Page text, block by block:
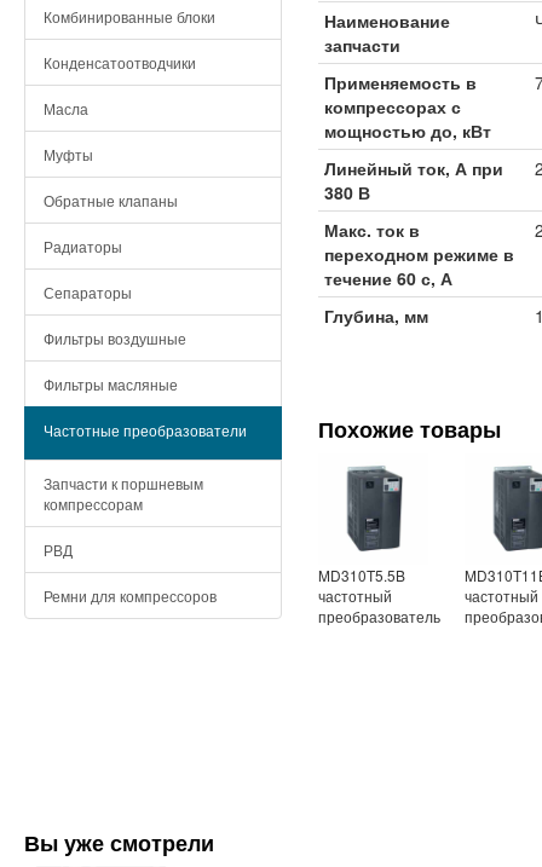
Комбинированные блоки
Конденсатоотводчики
Масла
Муфты
Обратные клапаны
Радиаторы
Сепараторы
Фильтры воздушные
Фильтры масляные
Частотные преобразователи
Запчасти к поршневым
компрессорам
РВД
Ремни для компрессоров
Наименование
запчасти
Применяемость в
компрессорах с
мощностью до, кВт
Линейный ток, А при
380 В
Макс. ток в
переходном режиме в
течение 60 с, А
Глубина, мм
Похожие товары
MD310T5.5B
частотный
преобразователь
частотный
Вы уже смотрели